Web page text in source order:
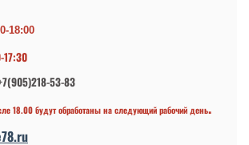
18:00
53-83
18.00 будут обработаны на следующий рабочий день.